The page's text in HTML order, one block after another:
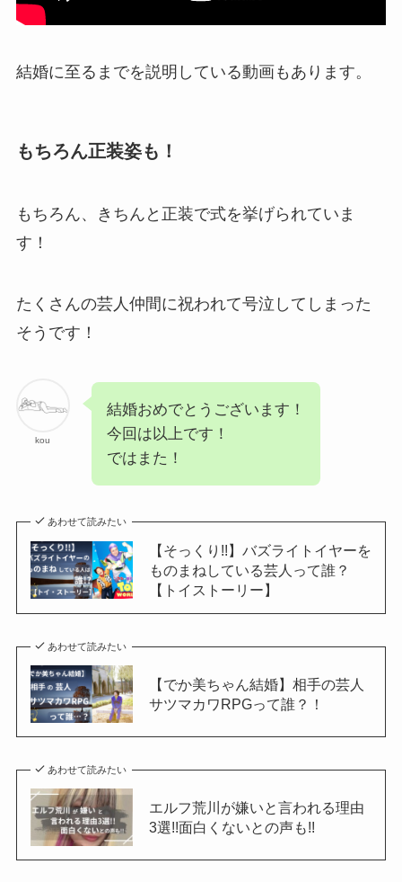
結婚に至るまでを説明している動画もあります。
もちろん正装姿も！
もちろん、きちんと正装で式を挙げられていま
す！
たくさんの芸人仲間に祝われて号泣してしまった
そうです！
kou
結婚おめでとうございます！
今回は以上です！
ではまた！
あわせて読みたい
【そっくり!!】バズライトイヤーを
ものまねしている芸人って誰？
【トイストーリー】
あわせて読みたい
【でか美ちゃん結婚】相手の芸人
サツマカワRPGって誰？！
あわせて読みたい
エルフ荒川が嫌いと言われる理由
3選!!面白くないとの声も!!